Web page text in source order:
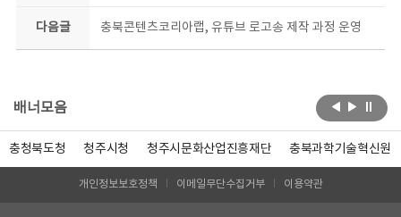
다음글 충북콘텐츠코리아랩, 유튜브 로고송 제작 과정 운영
배너모음
충청북도청 청주시청 청주시문화산업진흥재단 충북과학기술혁신원
개인정보보호정책 이메일무단수집거부 이용약관